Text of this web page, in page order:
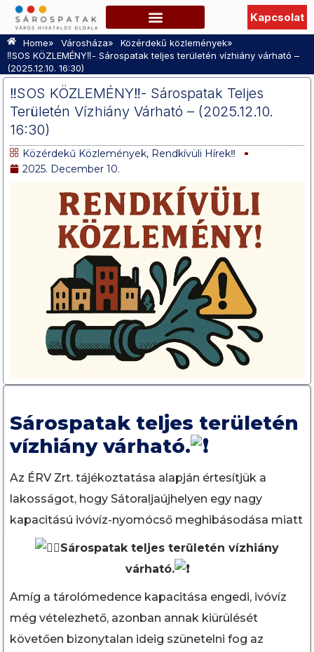
Kapcsolat
Home» Városháza» Közérdekű közlemények»
‼️SOS KÖZLEMÉNY‼️- Sárospatak teljes területén vízhiány várható –
(2025.12.10. 16:30)
‼️SOS KÖZLEMÉNY‼️- Sárospatak Teljes
Területén Vízhiány Várható – (2025.12.10.
16:30)
Közérdekű Közlemények, Rendkívüli Hírek‼️
2025. December 10.
Sárospatak teljes területén
vízhiány várható.
Az ÉRV Zrt. tájékoztatása alapján értesítjük a
lakosságot, hogy Sátoraljaújhelyen egy nagy
kapacitású ivóvíz-nyomócső meghibásodása miatt
Sárospatak teljes területén vízhiány
várható.
Amíg a tárolómedence kapacitása engedi, ivóvíz
még vételezhető, azonban annak kiürülését
követően bizonytalan ideig szünetelni fog az